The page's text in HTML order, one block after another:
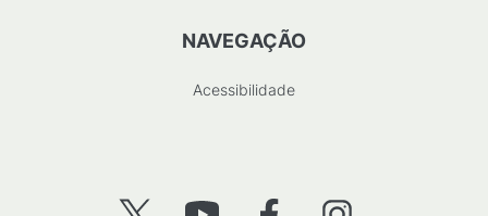
NAVEGAÇÃO
Acessibilidade